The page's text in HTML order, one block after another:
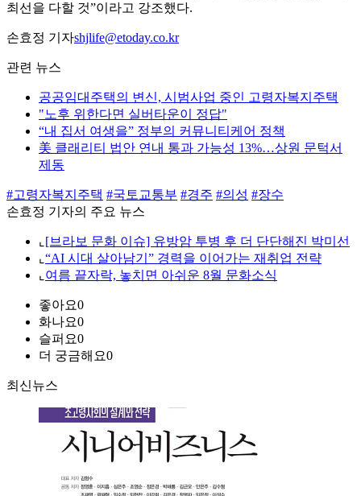
최선을 다할 것”이라고 강조했다.
손효정 기자shjlife@etoday.co.kr
관련 뉴스
공공임대주택의 변신, 시범사업 중인 고령자복지주택
"노후 위한다면 실버타운이 정답"
“내 집서 여생을” 정부의 커뮤니티케어 정책
美 클래리티 법안 연내 통과 가능성 13%…상원 문턱서
제동
#고령자복지주택 #국토교통부 #경주 #의성 #장수
손효정 기자의 주요 뉴스
⌞ [브라보 문화 이슈] 유방암 투병 후 더 단단해진 박미선
⌞ “AI 시대 살아남기” 경력을 이어가는 재취업 전략
⌞ 여름 끝자락, 놓치면 아쉬운 8월 문화소식
좋아요0
화나요0
슬퍼요0
더 궁금해요0
최신뉴스